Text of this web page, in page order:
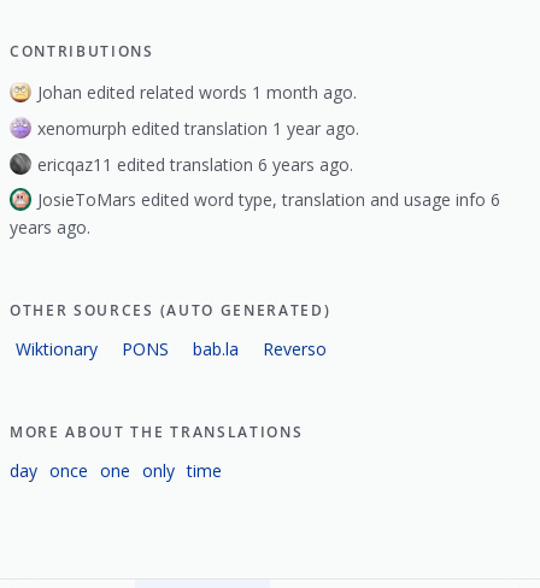
CONTRIBUTIONS
Johan edited related words 1 month ago.
xenomurph edited translation 1 year ago.
ericqaz11 edited translation 6 years ago.
JosieToMars edited word type, translation and usage info 6
years ago.
OTHER SOURCES (AUTO GENERATED)
Wiktionary PONS bab.la Reverso
MORE ABOUT THE TRANSLATIONS
day once one only time